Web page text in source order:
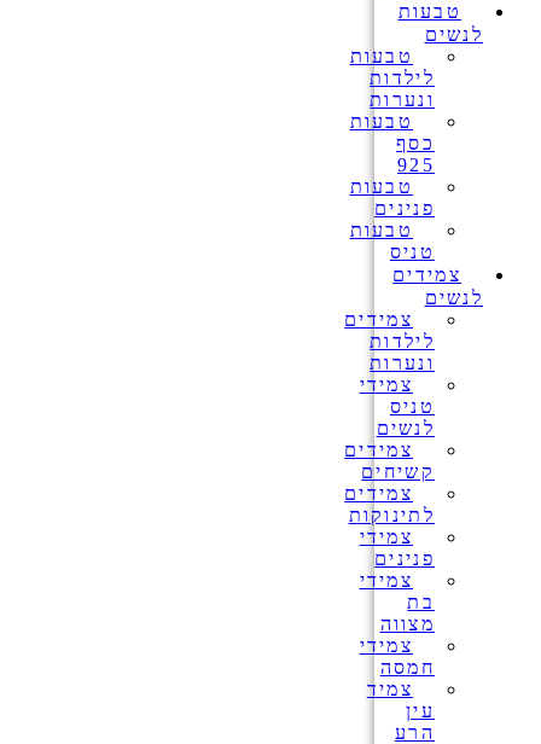
טבעות
לנשים
טבעות
לילדות
ונערות
טבעות
כסף
925
טבעות
פנינים
טבעות
טניס
צמידים
לנשים
צמידים
לילדות
ונערות
צמידי
טניס
לנשים
צמידים
קשיחים
צמידים
לתינוקות
צמידי
פנינים
צמידי
בת
מצווה
צמידי
חמסה
צמיד
עין
הרע